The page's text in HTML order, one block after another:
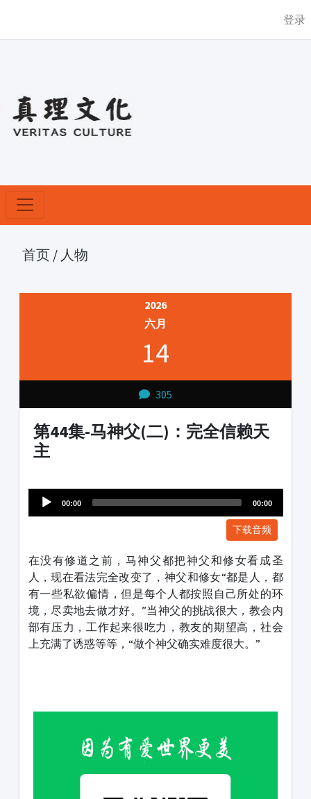
登录
首页 / 人物
2026
六月
14
305
第44集-马神父(二)：完全信赖天
主
Player
00:00 00:00
下载音频
在没有修道之前，马神父都把神父和修女看成圣
人，现在看法完全改变了，神父和修女“都是人，都
有一些私欲偏情，但是每个人都按照自己所处的环
境，尽卖地去做才好。”当神父的挑战很大，教会内
部有压力，工作起来很吃力，教友的期望高，社会
上充满了诱惑等等，“做个神父确实难度很大。”